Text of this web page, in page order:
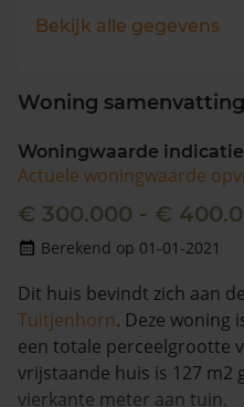
Bekijk alle gegevens
Woning samenvatting
Woningwaarde indicatie
Actuele woningwaarde
€ 300.000 - €
Berekend op 01-01-2021
Dit huis bevindt zich aan de
Tuitjenhorn. Deze woning
een totale perceelgrootte
vrijstaande huis is 127 m2
vierkante meter aan tuin.